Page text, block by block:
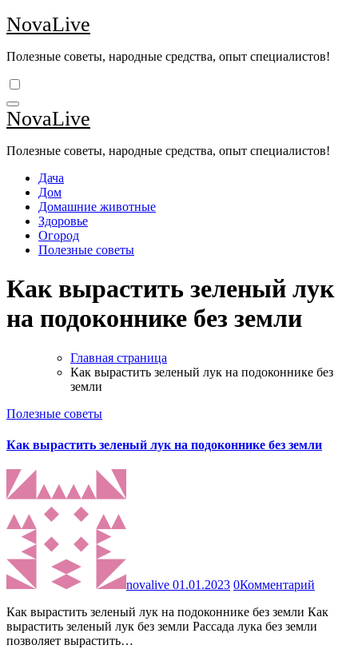
Перейти
к
NovaLive
Полезные советы, народные средства, опыт специалистов!
NovaLive
Полезные советы, народные средства, опыт специалистов!
Дача
Дом
Домашние животные
Здоровье
Огород
Полезные советы
Как вырастить зеленый лук
на подоконнике без земли
Главная страница
Как вырастить зеленый лук на подоконнике без
земли
Полезные советы
Как вырастить зеленый лук на подоконнике без земли
novalive 01.01.2023 0Комментарий
Как вырастить зеленый лук на подоконнике без земли Как
вырастить зеленый лук без земли Рассада лука без земли
позволяет вырастить…